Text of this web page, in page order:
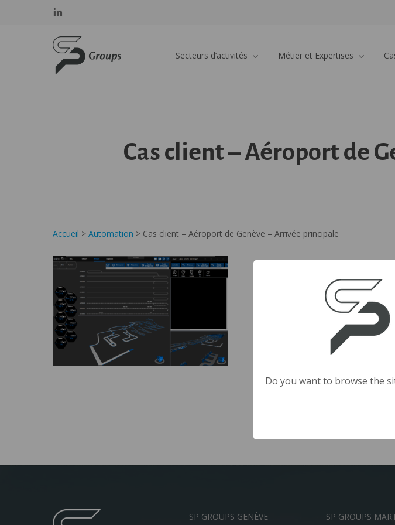
linkedin
SP GROUPS
Secteurs d’activités Métier et Expertises
Cas client – Aéroport de
Accueil > Automation > Cas client – Aéroport de Genève – Arrivée principale
SP GROUPS GENÈVE SP GROUPS
Do you want to browse the
Panneau de gestion des cookies